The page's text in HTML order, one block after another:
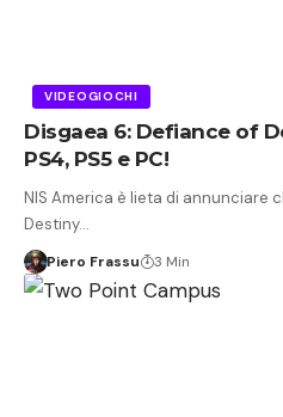
VIDEOGIOCHI
Disgaea 6: Defiance of
PS4, PS5 e PC!
NIS America è lieta di annunciare
Destiny…
Piero Frassu 3 Min